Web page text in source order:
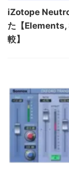
iZotope
た【
較】